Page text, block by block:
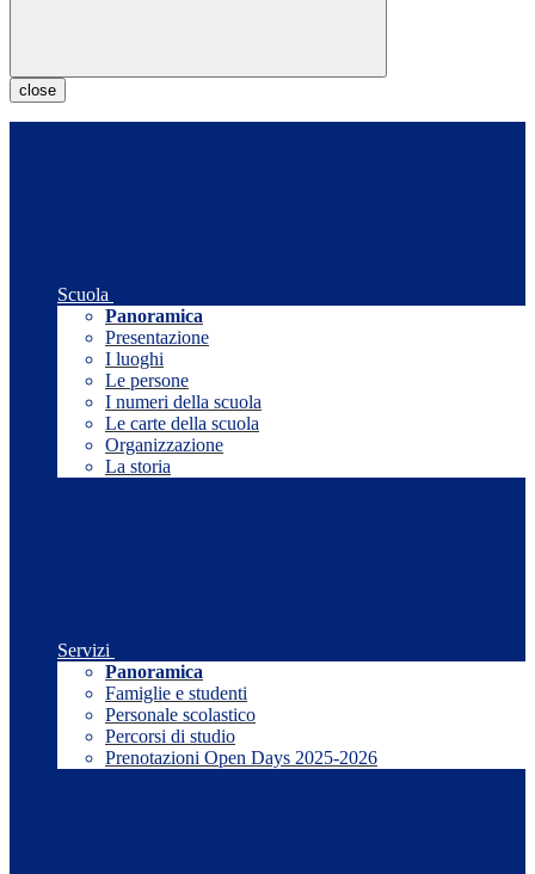
close
Scuola
Panoramica
Presentazione
I luoghi
Le persone
I numeri della scuola
Le carte della scuola
Organizzazione
La storia
Servizi
Panoramica
Famiglie e studenti
Personale scolastico
Percorsi di studio
Prenotazioni Open Days 2025-2026